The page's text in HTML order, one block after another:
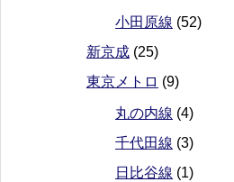
小田原線 (52)
新京成 (25)
東京メトロ (9)
丸の内線 (4)
千代田線 (3)
日比谷線 (1)